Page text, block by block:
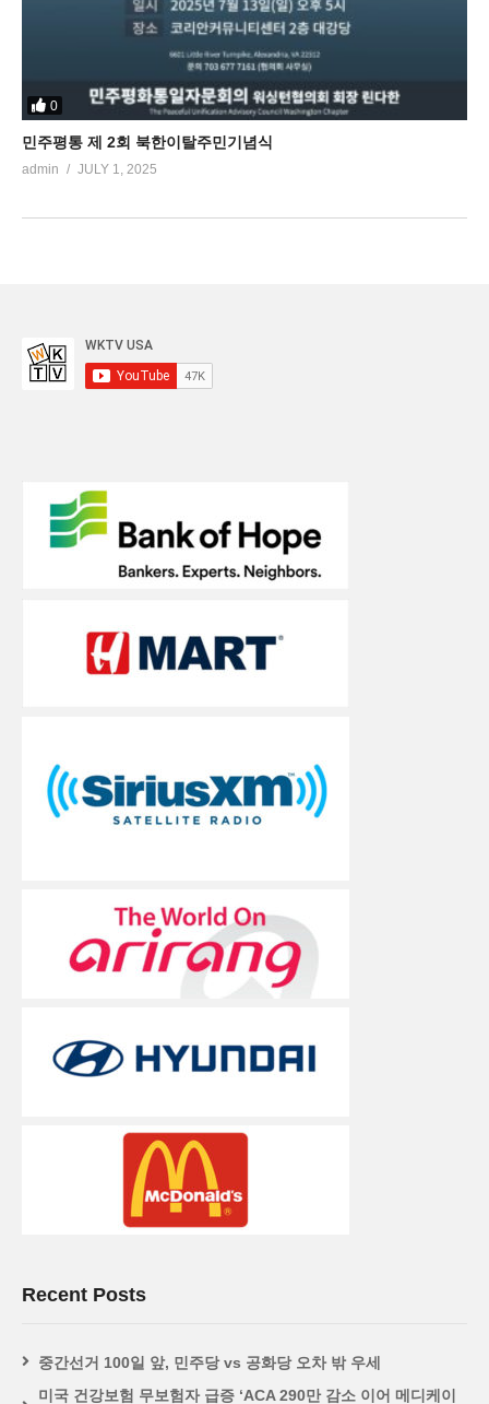
0
민주평통 제 2회 북한이탈주민기념식
admin JULY 1, 2025
Recent Posts
중간선거 100일 앞, 민주당 vs 공화당 오차 밖 우세
미국 건강보험 무보험자 급증 ‘ACA 290만 감소 이어 메디케이